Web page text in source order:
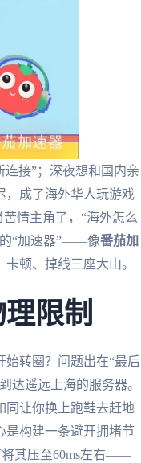
接”；深夜想和国内亲
成了海外华人玩游戏
情主角了，“海外怎么
的“加速器”——像番茄加
顿、掉线三座大山。
限制
转圈？问题出在“最后
达遥远上海的服务器。
让你换上跑鞋去赶地
是构建一条避开拥堵节
将其压至60ms左右——